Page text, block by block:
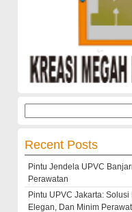
for:
Recent Posts
Pintu Jendela UPVC
Perawatan
Pintu UPVC Jakarta: Solusi
Elegan, Dan Minim